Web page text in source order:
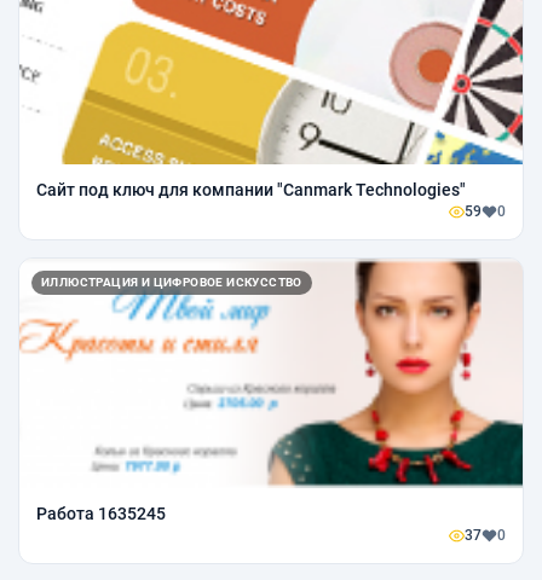
Сайт под ключ для компании "Canmark Technologies"
59 0
ИЛЛЮСТРАЦИЯ И ЦИФРОВОЕ ИСКУССТВО
Работа 1635245
37 0